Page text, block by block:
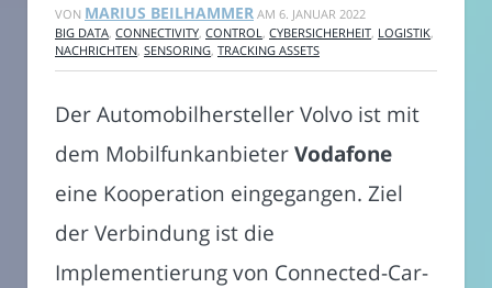
VON MARIUS BEILHAMMER AM 6. JANUAR 2022
BIG DATA CONNECTIVITY CONTROL CYBERSICHERHEIT LOGISTIK
NACHRICHTEN SENSORING TRACKING ASSETS
Der Automobilhersteller Volvo ist mit
dem MobilfunkanbieterVodafone
eine Kooperation eingegangen. Ziel
der Verbindung ist die
Implementierung von Connected-Car-